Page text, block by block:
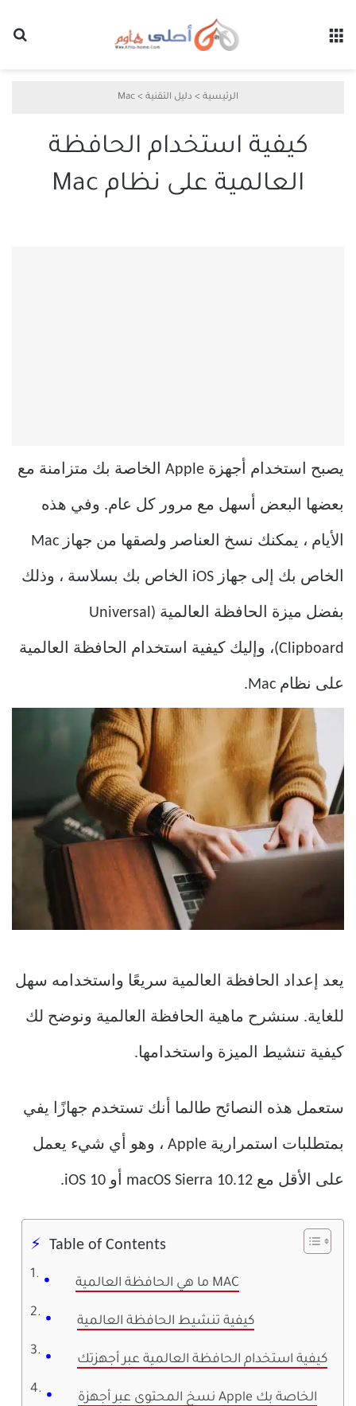
الرئيسية > دليل التقنية >
Mac
كيفية استخدام الحافظة
العالمية على نظام Mac
يصبح استخدام أجهزة Apple الخاصة بك متزامنة مع
بعضها البعض أسهل مع مرور كل عام. وفي هذه
الأيام ، يمكنك نسخ العناصر ولصقها من جهاز Mac
الخاص بك إلى جهاز iOS الخاص بك بسلاسة ، وذلك
بفضل ميزة الحافظة العالمية (Universal
Clipboard)، وإليك كيفية استخدام الحافظة العالمية
على نظام Mac.
يعد إعداد الحافظة العالمية سريعًا واستخدامه سهل
للغاية. سنشرح ماهية الحافظة العالمية ونوضح لك
كيفية تنشيط الميزة واستخدامها.
ستعمل هذه النصائح طالما أنك تستخدم جهازًا يفي
بمتطلبات استمرارية Apple ، وهو أي شيء يعمل
على الأقل مع macOS Sierra 10.12 أو iOS 10.
Table of Contents
ما هي الحافظة العالمية MAC
كيفية تنشيط الحافظة العالمية
كيفية استخدام الحافظة العالمية عبر أجهزتك
نسخ المحتوى عبر أجهزة Apple الخاصة بك